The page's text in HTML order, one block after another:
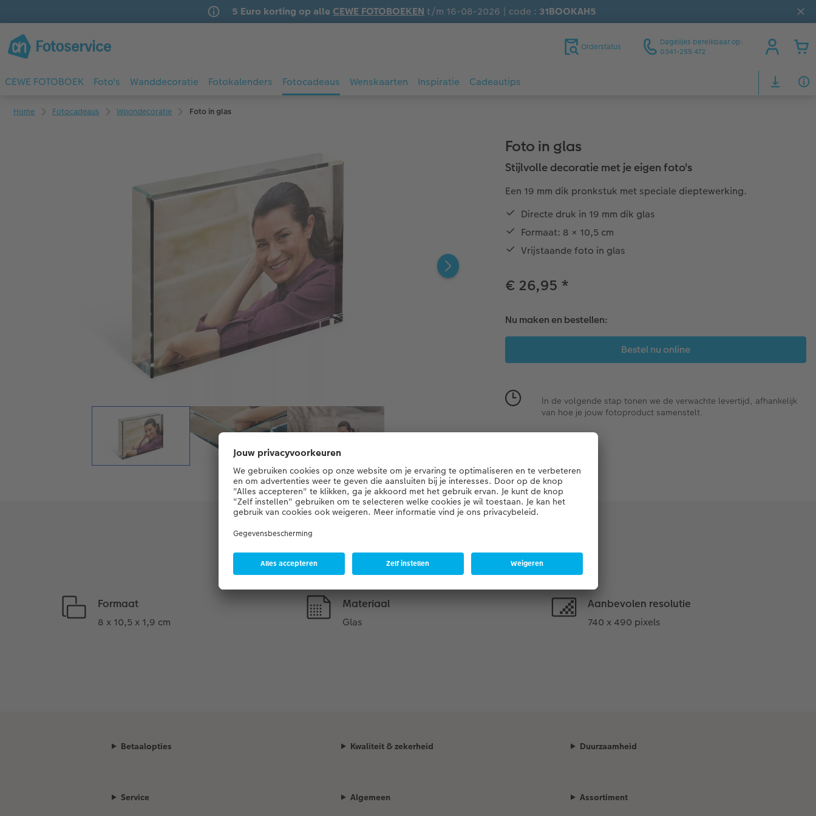
5 Euro korting op alle CEWE FOTOBOEKEN t/m 16-08-2026 | code : 31BOOKAH5
Orderstatus
Dagelijks bereikbaar op:
0341-255 472
CEWE FOTOBOEK Foto's Wanddecoratie Fotokalenders Fotocadeaus Wenskaarten Inspiratie Cadeautips
Home Fotocadeaus Woondecoratie Foto in glas
Foto in glas
Stijlvolle decoratie met je eigen foto's
Een 19 mm dik pronkstuk met speciale dieptewerking.
Directe druk in 19 mm dik glas
Formaat: 8 × 10,5 cm
Vrijstaande foto in glas
€ 26,95 *
Nu maken en bestellen:
In de volgende stap tonen we de verwachte levertijd, afhankelijk
van hoe je jouw fotoproduct samenstelt.
Productdetails
Formaat
8 x 10,5 x 1,9 cm
Materiaal
Glas
Aanbevolen resolutie
740 x 490 pixels
Betaalopties Kwaliteit & zekerheid Duurzaamheid
Service Algemeen Assortiment